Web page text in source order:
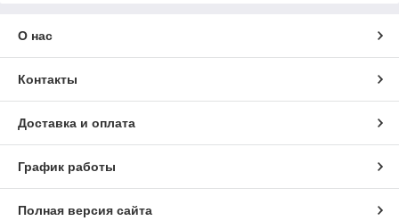
О нас
Контакты
Доставка и оплата
График работы
Полная версия сайта